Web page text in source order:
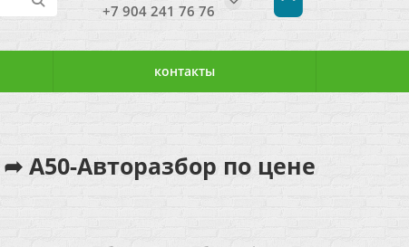
+7 904 241 76 76
контакты
➦ А50-Авторазбор по цене